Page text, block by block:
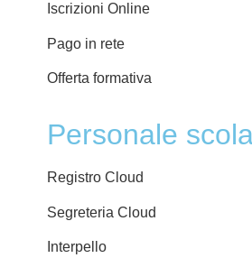
Iscrizioni Online
Pago in rete
Offerta formativa
Personale
Registro Cloud
Segreteria Cloud
Interpello